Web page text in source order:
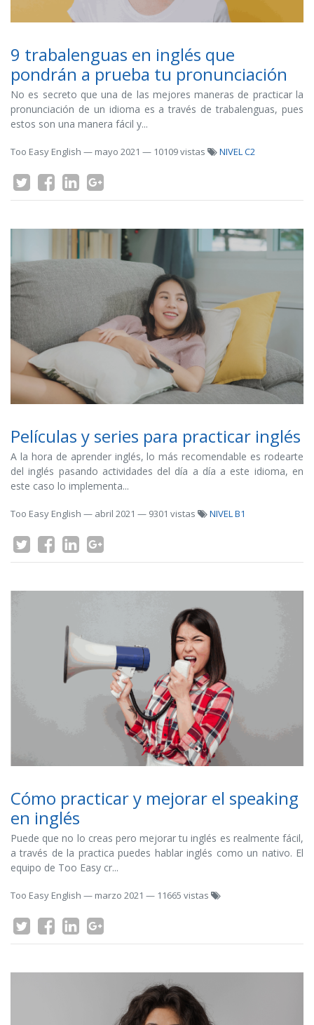
9 trabalenguas en inglés que
pondrán a prueba tu pronunciación
No es secreto que una de las mejores maneras de practicar la
pronunciación de un idioma es a través de trabalenguas, pues
estos son una manera fácil y...
Too Easy English — mayo 2021 — 10109 vistas NIVEL C2
Películas y series para practicar inglés
A la hora de aprender inglés, lo más recomendable es rodearte
del inglés pasando actividades del día a día a este idioma, en
este caso lo implementa...
Too Easy English — abril 2021 — 9301 vistas NIVEL B1
Cómo practicar y mejorar el speaking
en inglés
Puede que no lo creas pero mejorar tu inglés es realmente fácil,
a través de la practica puedes hablar inglés como un nativo. El
equipo de Too Easy cr...
Too Easy English — marzo 2021 — 11665 vistas